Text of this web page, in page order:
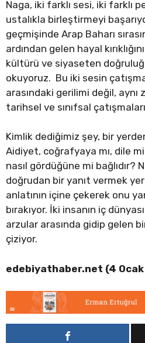
Naga, iki farklı sesi, iki farklı
ustalıkla birleştirmeyi
geçmişinde Arap Baharı
ardından gelen hayal
kültürü ve siyaseten
okuyoruz. Bu iki sesin
arasındaki gerilimi değil,
tarihsel ve sınıfsal
Kimlik dediğimiz şey, bir
Aidiyet, coğrafyaya mı, dile
nasıl gördüğüne mi bağlıdır?
doğrudan bir yanıt vermek
anlatının içine çekerek onu
bırakıyor. İki insanın iç
arzular arasında gidip gelen
çiziyor.
edebiyathaber.net (4